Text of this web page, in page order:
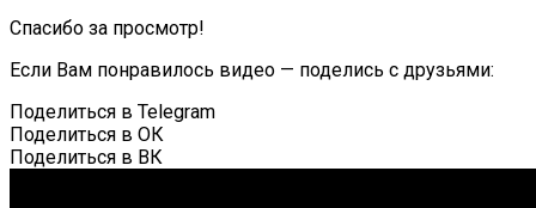
Спасибо за просмотр!
Если Вам понравилось видео — поделись с друзьями:
Поделиться в Telegram
Поделиться в ОК
Поделиться в ВК